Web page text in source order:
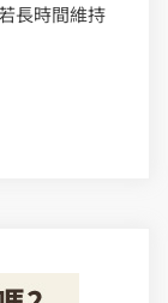
長時間維持